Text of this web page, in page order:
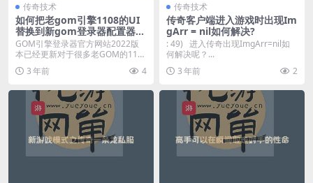
传奇技术
如何把老gom引擎1108的UI
替换到新gom登录器配置器里
转换
GOM引擎登录器官方网站2022版
本已经更新对于很多老GOM的110
8引擎如何转...
3 年前 4
传奇技术
传奇客户端进入游戏时出现Im
gArr = nil如何解决?
: 49) 进入传奇出现ImgArr=nil如
何解决呢？...
3 年前
2